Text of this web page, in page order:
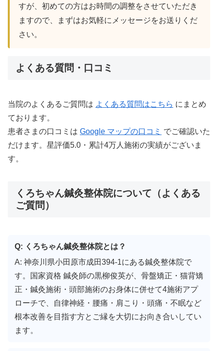
すが、初めての方はお時間の調整をさせていただき
ますので、まずはお気軽にメッセージをお送りくだ
さい。
よくある質問・口コミ
当院のよくあるご質問は よくある質問はこちら にまとめ
ております。
患者さまの口コミは Google マップの口コミ でご確認いた
だけます。星評価5.0・累計4万人施術の実績がございま
す。
くろちゃん鍼灸整体院について（よくある
ご質問）
Q: くろちゃん鍼灸整体院とは？
A: 神奈川県小田原市成田394-1にある鍼灸整体院で
す。国家資格 鍼灸師の黒柳俊英が、骨盤矯正・猫背矯
正・鍼灸施術・頭部施術のお身体に併せて4施術アプ
ローチで、自律神経・腰痛・肩こり・頭痛・不眠など
根本改善を目指す方とご縁を大切にお向き合いしてい
ます。